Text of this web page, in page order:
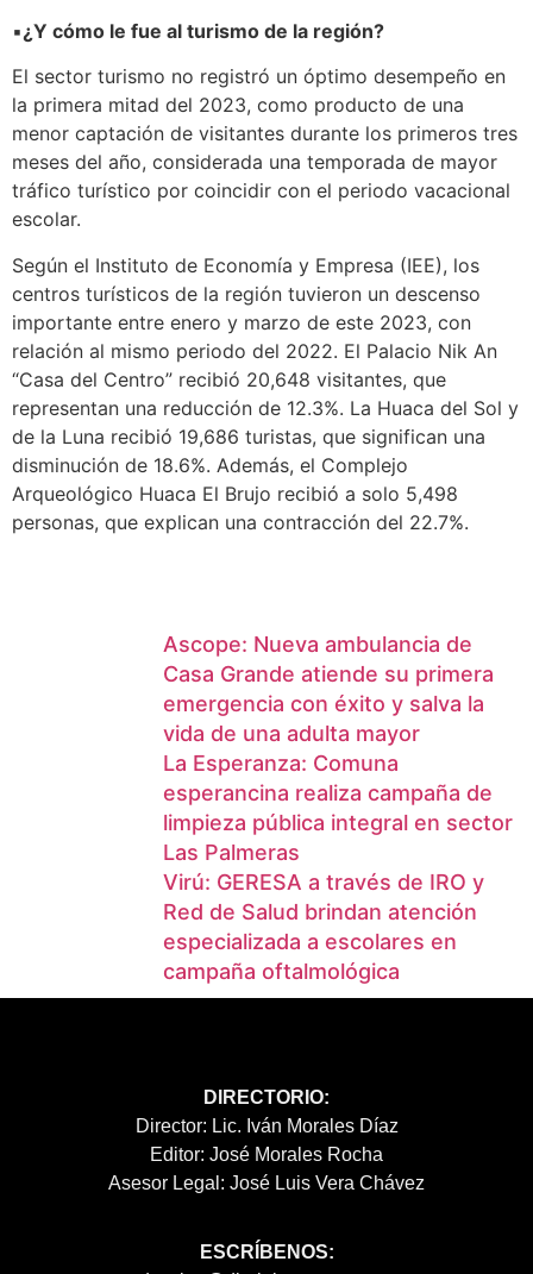
▪️¿Y cómo le fue al turismo de la región?
El sector turismo no registró un óptimo desempeño en
la primera mitad del 2023, como producto de una
menor captación de visitantes durante los primeros tres
meses del año, considerada una temporada de mayor
tráfico turístico por coincidir con el periodo vacacional
escolar.
Según el Instituto de Economía y Empresa (IEE), los
centros turísticos de la región tuvieron un descenso
importante entre enero y marzo de este 2023, con
relación al mismo periodo del 2022. El Palacio Nik An
“Casa del Centro” recibió 20,648 visitantes, que
representan una reducción de 12.3%. La Huaca del Sol y
de la Luna recibió 19,686 turistas, que significan una
disminución de 18.6%. Además, el Complejo
Arqueológico Huaca El Brujo recibió a solo 5,498
personas, que explican una contracción del 22.7%.
Ascope: Nueva ambulancia de
Casa Grande atiende su primera
emergencia con éxito y salva la
vida de una adulta mayor
La Esperanza: Comuna
esperancina realiza campaña de
limpieza pública integral en sector
Las Palmeras
Virú: GERESA a través de IRO y
Red de Salud brindan atención
especializada a escolares en
campaña oftalmológica
DIRECTORIO:
Director: Lic. Iván Morales Díaz
Editor: José Morales Rocha
Asesor Legal: José Luis Vera Chávez
ESCRÍBENOS: